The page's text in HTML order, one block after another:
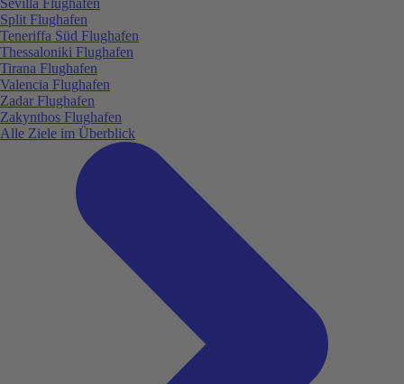
Split Flughafen
Teneriffa Süd Flughafen
Thessaloniki Flughafen
Tirana Flughafen
Valencia Flughafen
Zadar Flughafen
Zakynthos Flughafen
Alle Ziele im Überblick